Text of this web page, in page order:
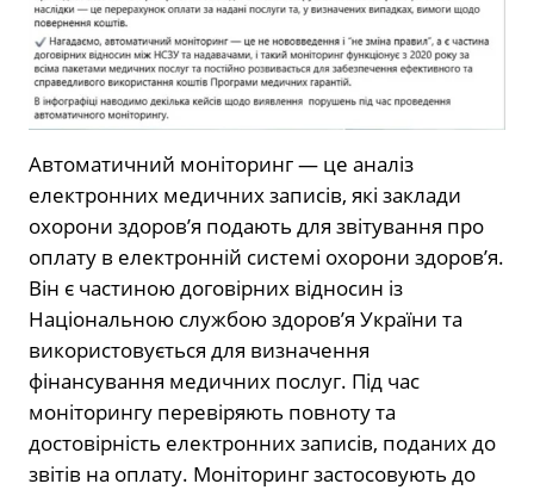
Автоматичний моніторинг — це аналіз
електронних медичних записів, які заклади
охорони здоров’я подають для звітування про
оплату в електронній системі охорони здоров’я.
Він є частиною договірних відносин із
Національною службою здоров’я України та
використовується для визначення
фінансування медичних послуг. Під час
моніторингу перевіряють повноту та
достовірність електронних записів, поданих до
звітів на оплату. Моніторинг застосовують до